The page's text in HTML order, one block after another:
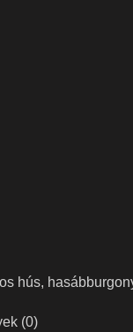
hús,
(0)